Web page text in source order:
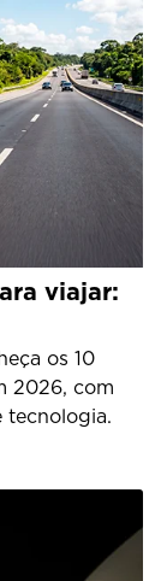
viajar:
os 10
2026, com
tecnologia.